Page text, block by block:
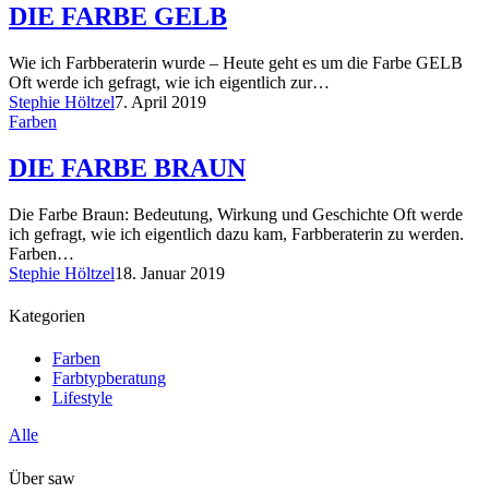
DIE FARBE GELB
Wie ich Farbberaterin wurde – Heute geht es um die Farbe GELB
Oft werde ich gefragt, wie ich eigentlich zur…
Stephie Höltzel7. April 2019
Farben
DIE FARBE BRAUN
Die Farbe Braun: Bedeutung, Wirkung und Geschichte Oft werde
ich gefragt, wie ich eigentlich dazu kam, Farbberaterin zu werden.
Farben…
Stephie Höltzel18. Januar 2019
Kategorien
Farben
Farbtypberatung
Lifestyle
Alle
Über saw